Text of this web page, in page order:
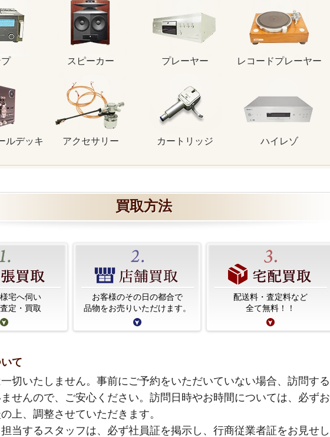
スピーカー プレーヤー レコードプレーヤー
ルデッキ アクセサリー カートリッジ ハイレゾ
買取方法
宅へ伺い
定・買取
お客様のその日の都合で
品物をお売りいただけます。
配送料・査定料など
全て無料！！
て
切いたしません。事前にご予約をいただいていない場合、訪問する
せんので、ご安心ください。訪問日時やお時間については、必ずお
上、調整させていただきます。
当するスタッフは、必ず社員証を掲示し、行商従業者証をお見せし